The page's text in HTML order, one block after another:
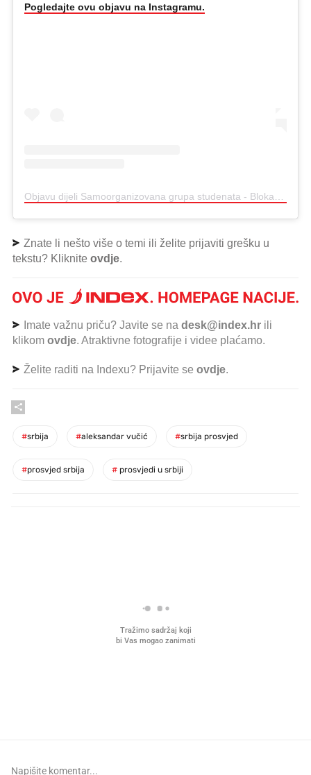
Pogledajte ovu objavu na Instagramu.
Znate li nešto više o temi ili želite prijaviti grešku u
tekstu? Kliknite ovdje.
Imate važnu priču? Javite se na desk@index.hr ili
klikom ovdje. Atraktivne fotografije i videe plaćamo.
Želite raditi na Indexu? Prijavite se ovdje.
#srbija #aleksandar vučić #srbija prosvjed
#prosvjed srbija # prosvjedi u srbiji